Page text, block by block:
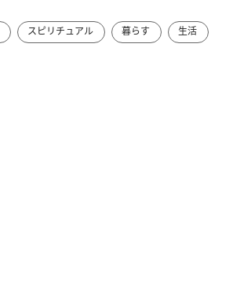
スピリチュアル 暮らす 生活